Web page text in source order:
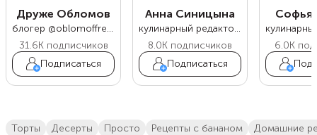
Друже Обломов
блогер @oblomoffrecipe
31.6Kподписчиков
Подписаться
Анна Синицына
кулинарный редактор Food.ru
8.0K подписчиков
Подписаться
Софья
6.0K
торты десерты просто рецепты с бананом домашние